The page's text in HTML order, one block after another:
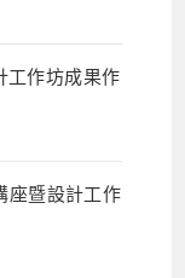
工作坊成果作
座暨設計工作